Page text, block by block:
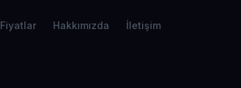
Fiyatlar Hakkımızda İletişim